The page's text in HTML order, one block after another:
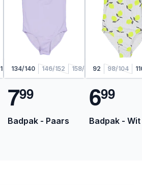
122/128134/140 146/152 158/164
799
Badpak - Paars
92 98/104
699
Badpak - Wit